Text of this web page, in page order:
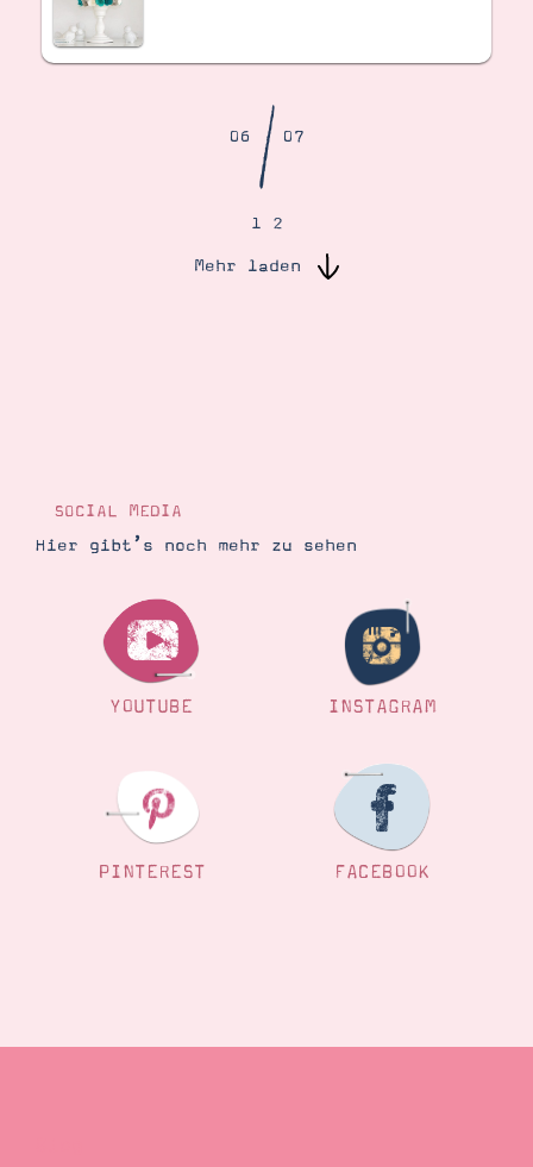
06/07
1 2
Mehr laden
SOCIAL MEDIA
Hier gibt’s noch mehr zu sehen
YOUTUBE INSTAGRAM
PINTEREST FACEBOOK